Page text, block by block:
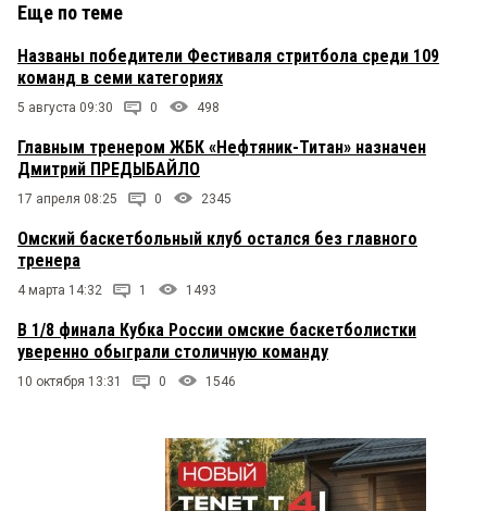
Еще по теме
Названы победители Фестиваля стритбола среди 109
команд в семи категориях
5 августа 09:30 0 498
Главным тренером ЖБК «Нефтяник-Титан» назначен
Дмитрий ПРЕДЫБАЙЛО
17 апреля 08:25 0 2345
Омский баскетбольный клуб остался без главного
тренера
4 марта 14:32 1 1493
В 1/8 финала Кубка России омские баскетболистки
уверенно обыграли столичную команду
10 октября 13:31 0 1546